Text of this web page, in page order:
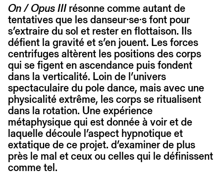
On / Opus IIIrésonne comme autant de
tentatives que les danseur·se·s font pour
s’extraire du sol et rester en flottaison. Ils
défient la gravité et s’en jouent. Les forces
centrifuges altèrent les positions des corps
qui se figent en ascendance puis fondent
dans la verticalité. Loin de l’univers
spectaculaire du pole dance, mais avec une
physicalité extrême, les corps se ritualisent
dans la rotation. Une expérience
métaphysique qui est donnée à voir et de
laquelle découle l’aspect hypnotique et
extatique de ce projet. d’examiner de plus
près le mal et ceux ou celles qui le définissent
comme tel.